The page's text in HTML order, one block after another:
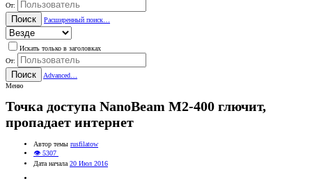
От:
Поиск Расширенный поиск…
Искать только в заголовках
От:
Поиск
Advanced…
Меню
Точка доступа NanoBeam M2-400 глючит,
пропадает интернет
Автор темы rusfilatow
👁 5307
Дата начала 20 Июл 2016